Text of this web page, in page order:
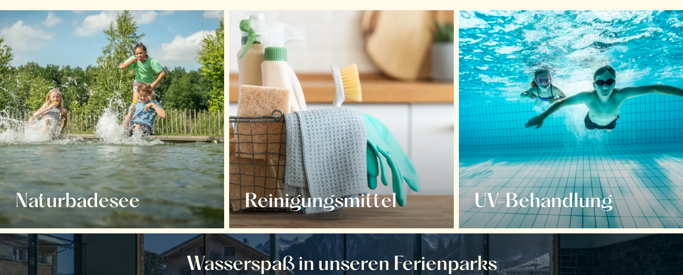
Naturbadesee Reinigungsmittel UV-Behandlung
Wasserspaß in unseren Ferienparks